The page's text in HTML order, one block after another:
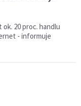
20 proc. handlu
- informuje